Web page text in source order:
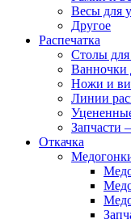
Весы для
Другое
Распечатка
Столы для
Ванночки
Ножи и
Линии
Запчасти
Откачка